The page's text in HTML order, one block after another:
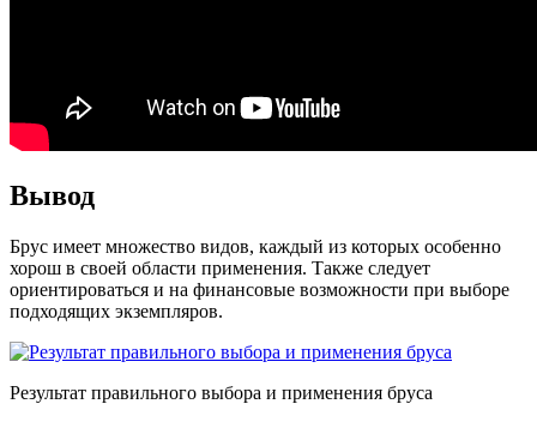
Вывод
Брус имеет множество видов, каждый из которых особенно
хорош в своей области применения. Также следует
ориентироваться и на финансовые возможности при выборе
подходящих экземпляров.
Результат правильного выбора и применения бруса